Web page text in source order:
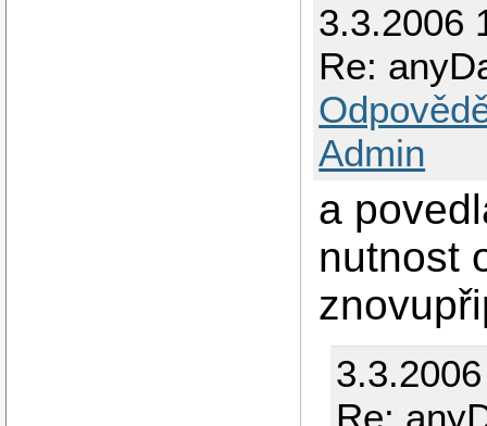
3.3.2006
Re:
Admin
a
nutnost
Re: